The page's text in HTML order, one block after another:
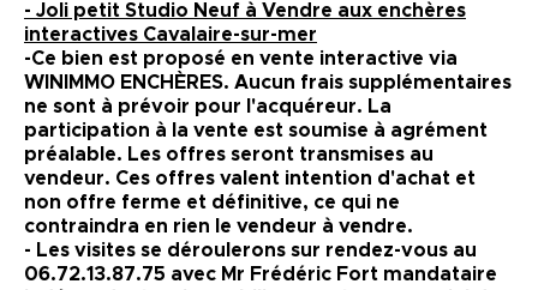
- Joli petit Studio Neuf à Vendre aux enchères
interactives Cavalaire-sur-mer
-Ce bien est proposé en vente interactive via
WINIMMO ENCHÈRES. Aucun frais supplémentaires
ne sont à prévoir pour l'acquéreur. La
participation à la vente est soumise à agrément
préalable. Les offres seront transmises au
vendeur. Ces offres valent intention d'achat et
non offre ferme et définitive, ce qui ne
contraindra en rien le vendeur à vendre.
- Les visites se déroulerons sur rendez-vous au
06.72.13.87.75 avec Mr Frédéric Fort mandataire